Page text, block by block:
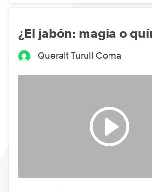
¿El jabón: magia o
Queralt Turull Coma